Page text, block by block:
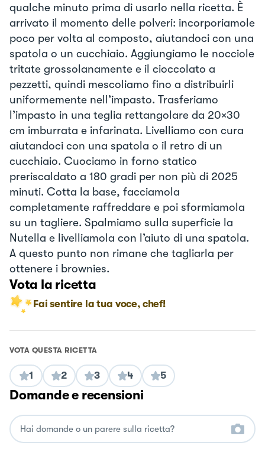
qualche minuto prima di usarlo nella ricetta. È
arrivato il momento delle polveri: incorporiamole
poco per volta al composto, aiutandoci con una
spatola o un cucchiaio. Aggiungiamo le nocciole
tritate grossolanamente e il cioccolato a
pezzetti, quindi mescoliamo fino a distribuirli
uniformemente nell’impasto. Trasferiamo
l’impasto in una teglia rettangolare da 20×30
cm imburrata e infarinata. Livelliamo con cura
aiutandoci con una spatola o il retro di un
cucchiaio. Cuociamo in forno statico
preriscaldato a 180 gradi per non più di 2025
minuti. Cotta la base, facciamola
completamente raffreddare e poi sformiamola
su un tagliere. Spalmiamo sulla superficie la
Nutella e livelliamola con l’aiuto di una spatola.
A questo punto non rimane che tagliarla per
ottenere i brownies.
Vota la ricetta
Fai sentire la tua voce, chef!
VOTA QUESTA RICETTA
1 2 3 4 5
Domande e recensioni